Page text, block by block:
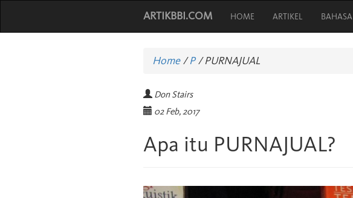
ARTIKBBI.COM HOME ARTIKEL BAHASA
Home/P /PURNAJUAL
Don Stairs
02 Feb, 2017
Apa itu PURNAJUAL?